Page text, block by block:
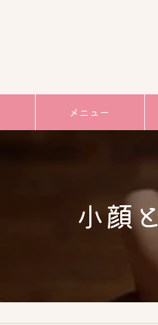
メニュー
小顔